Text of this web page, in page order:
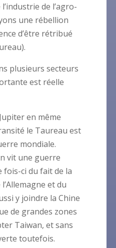
de l’agro-
une rébellion
d’être rétribué
plusieurs secteurs
est réelle
en même
le Taureau est
mondiale.
vit une guerre
fois-ci du fait de la
et du
y joindre la Chine
de grandes zones
Taiwan, et sans
toutefois.